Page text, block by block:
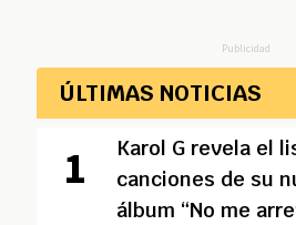
Publicidad
ÚLTIMAS NOTICIAS
Karol G revela el
canciones de su
álbum “No me